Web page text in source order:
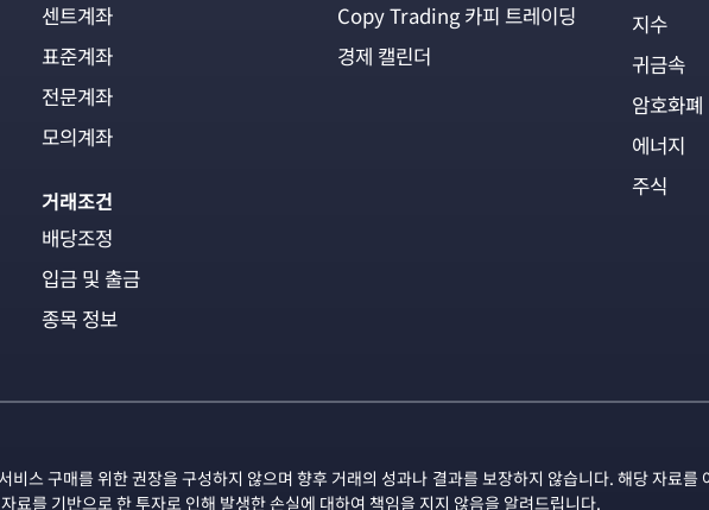
센트계좌
표준계좌
전문계좌
모의계좌
거래조건
배당조정
입금 및 출금
종목 정보
Copy Trading 카피 트레이딩
경제 캘린더
지수
귀금속
암호화폐
에너지
주식
비스 구매를 위한 권장을 구성하지 않으며 향후 거래의 성과나 결과를 보장하지 않습니다. 해당 자료
료를 기반으로 한 투자로 인해 발생한 손실에 대하여 책임을 지지 않음을 알려드립니다.